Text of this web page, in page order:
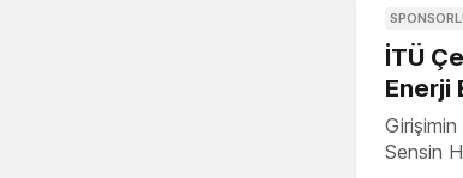
İTÜ
Enerji
Sensin